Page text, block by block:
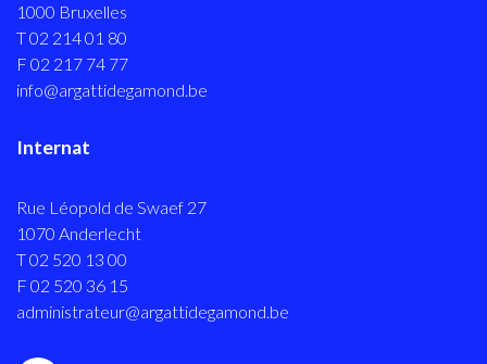
1000 Bruxelles
T 02 214 01 80
F 02 217 74 77
info@argattidegamond.be
Internat
Rue Léopold de Swaef 27
1070 Anderlecht
T 02 520 13 00
F 02 520 36 15
administrateur@argattidegamond.be